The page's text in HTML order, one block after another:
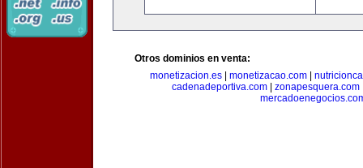
Otros dominios en venta:
monetizacion.es| monetizacao.com|
cadenadeportiva.com
zonapesquera.com